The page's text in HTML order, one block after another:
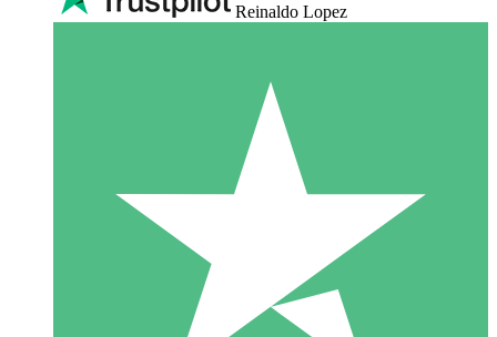
Reinaldo Lopez